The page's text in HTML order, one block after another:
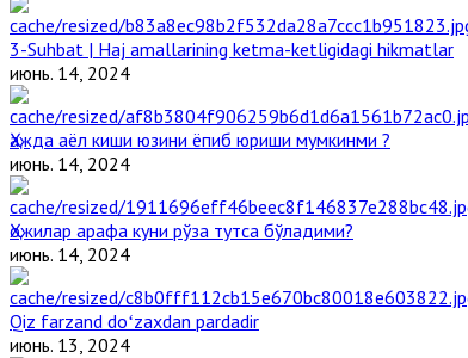
3-Suhbat | Haj amallarining ketma-ketligidagi hikmatlar
июнь. 14, 2024
Ҳажда аёл киши юзини ёпиб юриши мумкинми ?
июнь. 14, 2024
Ҳожилар арафа куни рўза тутса бўладими?
июнь. 14, 2024
Qiz farzand doʻzaxdan pardadir
июнь. 13, 2024